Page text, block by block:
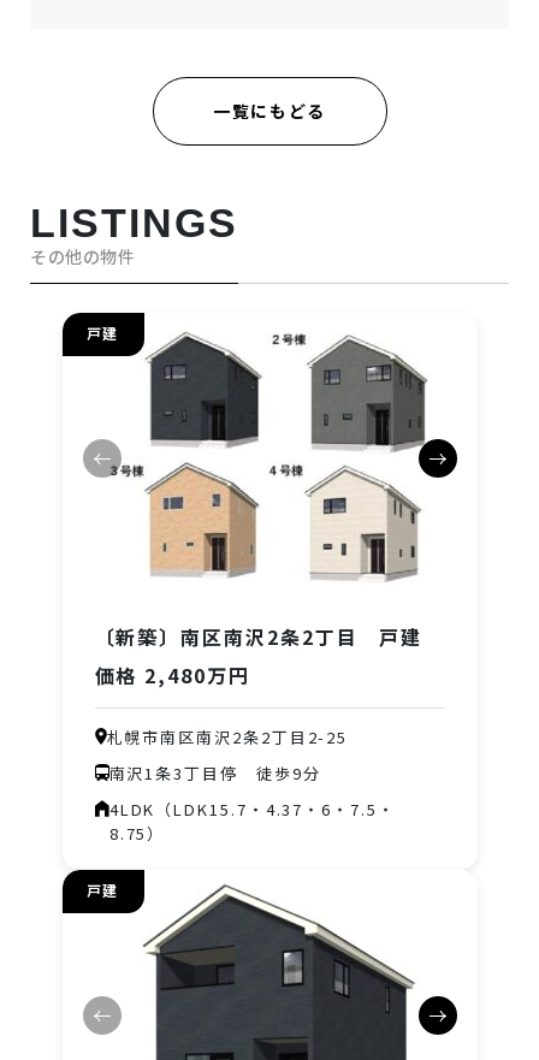
一覧にもどる
LISTINGS
その他の物件
戸建
〔新築〕南区南沢2条2丁目 戸建
価格 2,480万円
札幌市南区南沢2条2丁目2-25
南沢1条3丁目停 徒歩9分
4LDK（LDK15.7・4.37・6・7.5・
8.75）
戸建